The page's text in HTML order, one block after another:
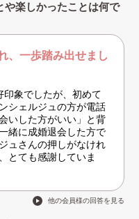
や楽しかったことは何で
、一歩踏み出せまし
印象でしたが、初めて
シェルジュの方が電話
いした方がいい」と背
緒に成婚退会した方で
ュさんの押しがなけれ
とても感謝していま
他の会員様の回答を見る